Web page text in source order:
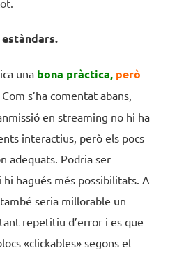
una bona pràctica, però
Com s’ha comentat abans,
en streaming no hi ha
interactius, però els pocs
adequats. Podria ser
hagués més possibilitats. A
seria millorable un
repetitiu d’error i es que
«clickables» segons el